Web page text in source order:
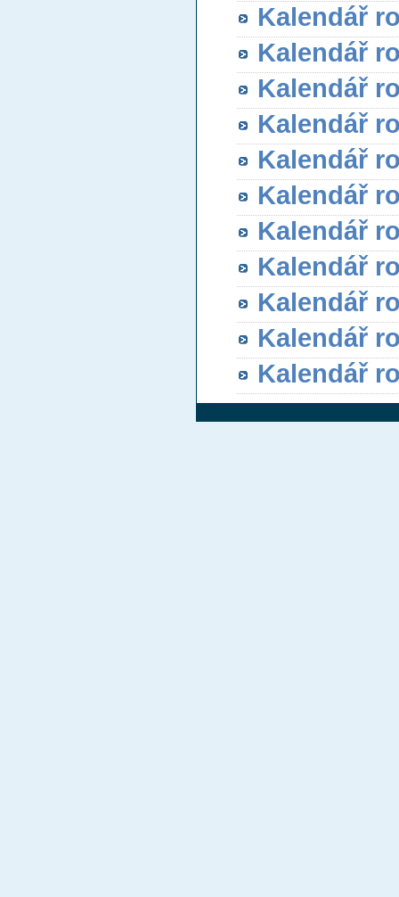
Kalendář
Kalendář
Kalendář
Kalendář
Kalendář
Kalendář
Kalendář
Kalendář
Kalendář
Kalendář
Kalendář